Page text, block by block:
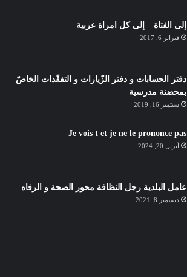
إلى الفتاة – إلى كل امراة عربية
فبراير 6, 2017
دفتر الحسابات و دفتر الزّيارات و التفقّدات الخاصّ
بمحضنة مدرسية
سبتمبر 16, 2019
Je vois t et je ne le prononce pas
أبريل 20, 2024
عامل البلدية رجل النظافة محور الصحة و الرفاه
ديسمبر 8, 2021